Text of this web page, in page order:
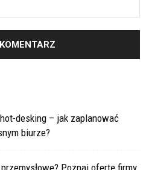
desking – jak zaplanować
biurze?
Poznaj ofertę firmy